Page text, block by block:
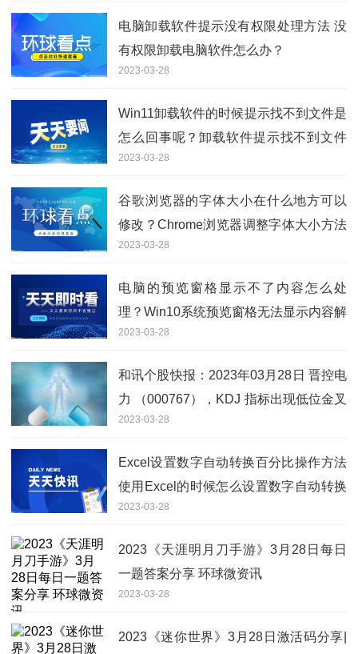
电脑卸载软件提示没有权限处理方法 没
有权限卸载电脑软件怎么办？
2023-03-28
Win11卸载软件的时候提示找不到文件是
怎么回事呢？卸载软件提示找不到文件
解决方法
2023-03-28
谷歌浏览器的字体大小在什么地方可以
修改？Chrome浏览器调整字体大小方法
步骤
2023-03-28
电脑的预览窗格显示不了内容怎么处
理？Win10系统预览窗格无法显示内容解
决方法分享
2023-03-28
和讯个股快报：2023年03月28日 晋控电
力 （000767），KDJ 指标出现低位金叉
信号-全球视点
2023-03-28
Excel设置数字自动转换百分比操作方法
使用Excel的时候怎么设置数字自动转换
百分比？
2023-03-28
2023《天涯明月刀手游》3月28日每日
一题答案分享 环球微资讯
2023-03-28
2023《迷你世界》3月28日激活码分享|